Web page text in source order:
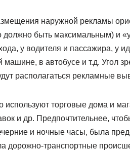
наружной рекламы
должно быть максимальным) и
у водителя и пассажира, у
машине, в автобусе и т.д. Угол
располагаться рекламные
используют торговые дома и
и др. Предпочтительнее,
и ночные часы, была
дорожно-транспортные